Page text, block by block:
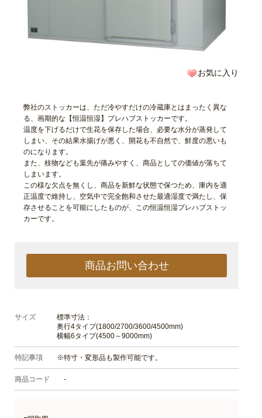
お気に入り
弊社のストッカーは、ただ冷やすだけの冷蔵庫とはまったく異な
る、画期的な【恒温恒湿】プレハブストッカーです。
温度を下げるだけで生花を保存した場合、必要な水分が蒸発して
しまい、その結果水揚げが悪く、開花も不自然で、鮮度の悪いも
のになります。
また、枝物なども葉先が痛みやすく、商品としての価値が落ちて
しまいます。
この様な欠点を無くし、商品を新鮮な状態で保つため、庫内を適
正温度で維持し、空気中で完全飽和させた最適湿度で満たし、保
存させることを可能にしたものが、この恒温恒湿プレハブストッ
カーです。
商品お問い合わせ
サイズ
標準寸法：
奥行4タイプ(1800/2700/3600/4500mm)
横幅6タイプ(4500～9000mm)
特記事項 ※特寸・変形品も製作可能です。
商品コード -